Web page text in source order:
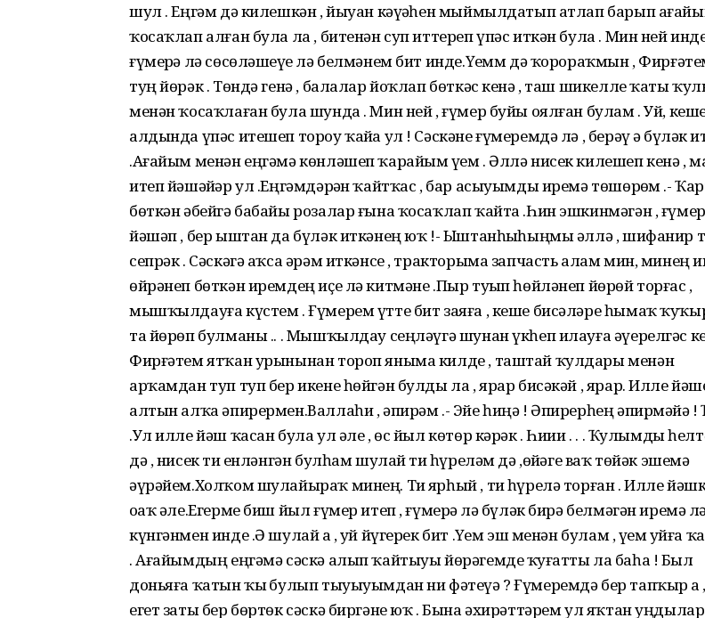
шул . Еңгәм дә килешкән , йыуан кәүҙәһен мыймылдатып атлап барып
ҡосаҡлап алған була ла , битенән суп иттереп үпәс иткән була . Мин ней
ғүмерҙә лә сөсөләшеүҙе лә белмәнем бит инде.Үҙемм дә ҡорораҡмын ,
туң йөрәк . Төндә генә , балалар йоҡлап бөткәс кенә , таш шикелле ҡаты
менән ҡосаҡлаған була шунда . Мин ней , ғүмер буйы оялған булам . Уй,
алдында үпәс итешеп тороу ҡайҙа ул ! Сәскәне ғүмеремдә лә , берәү ҙә бүләк
.Ағайым менән еңгәмә көнләшеп ҡарайым үҙем . Әллә нисек килешеп кенә ,
итеп йәшәйҙәр ул .Еңгәмдәрҙән ҡайтҡас , бар асыуымды иремә төшөрҙөм .-
бөткән әбейгә бабайы розалар ғына ҡосаҡлап ҡайта .Һин эшкинмәгән ,
йәшәп , бер ыштан да бүләк иткәнең юҡ !- Ыштанһыҙһыңмы әллә , шифанир
сепрәк . Сәскәгә аҡса әрәм иткәнсе , тракторыма запчасть алам мин, минең
өйрәнеп бөткән иремдең иҫе лә китмәне .Пыр туҙып һөйләнеп йөрөй торғас ,
мышҡылдауға күстем . Ғүмерем үтте бит заяға , кеше бисәләре һымаҡ
та йөрөп булманы .. . Мышҡылдау сеңләүгә шунан үкһеп илауға әүерелгәс
Фирғәтем ятҡан урынынан тороп яныма килде , таштай ҡулдары менән
арҡамдан туп туп бер икене һөйгән булды ла , ярар бисәкәй , ярар. Илле
алтын алҡа әпирермен.Валлаһи , әпирәм .- Эйе һиңә ! Әпирерһең әпирмәйҙә !
.Ул илле йәш ҡасан була ул әле , өс йыл көтөр кәрәк . Һиии . . . Ҡулымды
дә , нисек тиҙ енләнгән булһам шулай тиҙ һүреләм дә ,өйҙәге ваҡ төйәк эшемә
әүрәйем.Холҡом шулайыраҡ минең. Тиҙ ярһый , тиҙ һүрелә торған . Илле
оҙаҡ әле.Егерме биш йыл ғүмер итеп , ғүмерҙә лә бүләк бирә белмәгән иремә
күнгәнмен инде .Ә шулай ҙа , уй йүгерек бит .Үҙем эш менән булам , үҙем уйға
. Ағайымдың еңгәмә сәскә алып ҡайтыуы йөрәгемде ҡуҙғатты ла баһа ! Был
доньяға ҡатын ҡыҙ булып тыуыуымдан ни фәтеүә ? Ғүмеремдә бер тапҡыр ҙа
егет заты бер бөртөк сәскә биргәне юҡ . Бына әхирәттәрем ул яҡтан уңдылар